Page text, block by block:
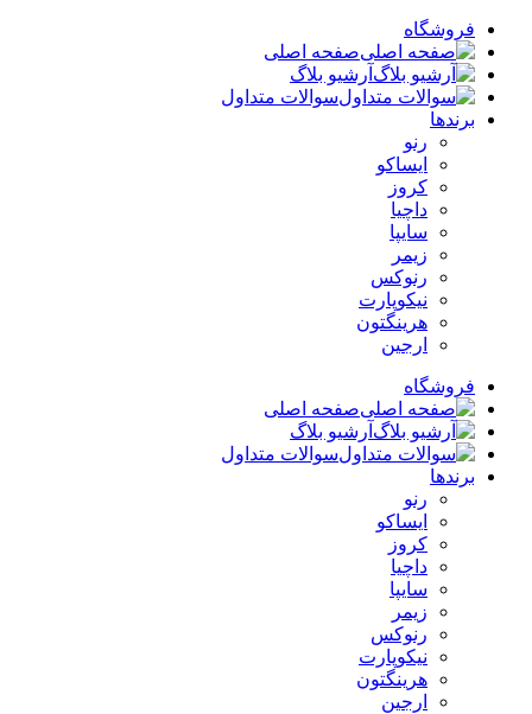
فروشگاه
صفحه اصلی
آرشیو بلاگ
سوالات متداول
برندها
رنو
ایساکو
کروز
داچیا
سایپا
زیمر
رنوکس
نیکوپارت
هرینگتون
ارجین
فروشگاه
صفحه اصلی
آرشیو بلاگ
سوالات متداول
برندها
رنو
ایساکو
کروز
داچیا
سایپا
زیمر
رنوکس
نیکوپارت
هرینگتون
ارجین